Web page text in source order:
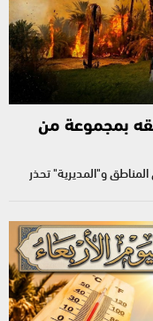
بمجموعة من
و"المديرية" تحذر